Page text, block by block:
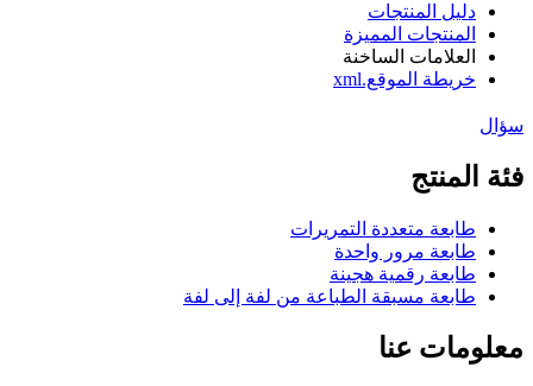
دليل المنتجات
المنتجات المميزة
العلامات الساخنة
خريطة الموقع.xml
سؤال
فئة المنتج
طابعة متعددة التمريرات
طابعة مرور واحدة
طابعة رقمية هجينة
طابعة مسبقة الطباعة من لفة إلى لفة
معلومات عنا